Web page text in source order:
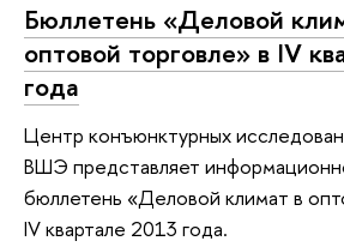
Бюллетень «Деловой
оптовой торговле» в IV
года
Центр конъюнктурных
ВШЭ представляет
бюллетень «Деловой климат в
IV квартале 2013 года.